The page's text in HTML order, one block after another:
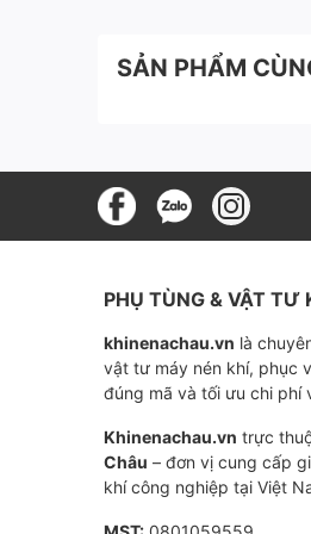
dầu làm hư hại máy
nén khí, máy hoạt
nghiệp nhất.
nghề cao, sẵn sàng
SẢN PHẨM
PHỤ TÙNG & VẬT TƯ
khinenachau.vn là
vật tư máy nén khí, phục
đúng mã và tối ưu chi phí
Khinenachau.vn trực
Châu – đơn vị cung cấp
khí công nghiệp tại Việt